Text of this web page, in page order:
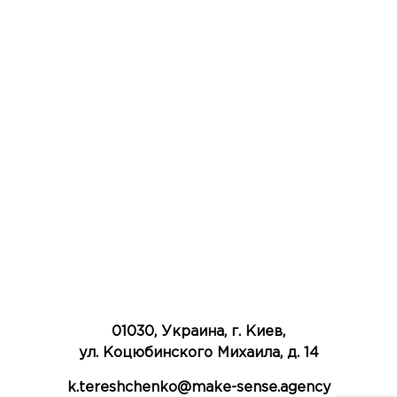
01030, Украина, г. Киев,
ул. Коцюбинского Михаила, д. 14
k.tereshchenko@make-sense.agency